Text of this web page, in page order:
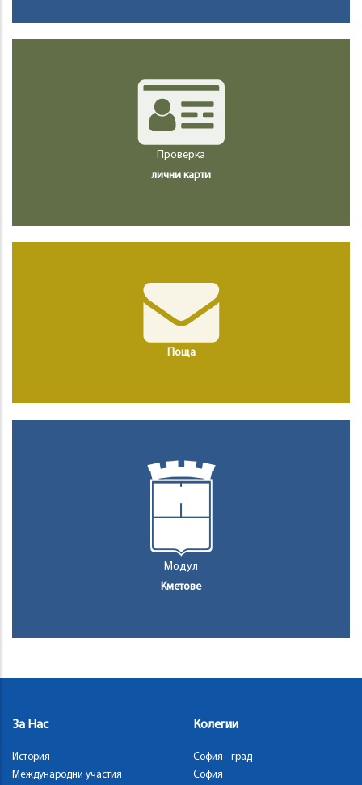
Проверка
лични карти
Поща
Модул
Кметове
За Нас
История
Международни участия
Колегии
София - град
София